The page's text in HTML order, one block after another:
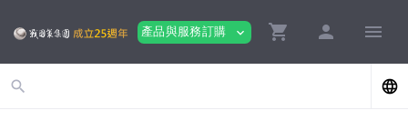
產品與服務訂購 expand_more shopping_cart person menu
search language